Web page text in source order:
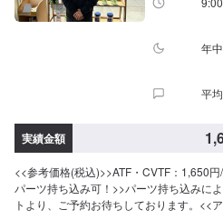
年
平
実績金額
<<参考価格(税込)>>ATF・CVTF：1,650
パーツ持ち込み可！>>パーツ持ち込みに
トより、ご予約お待ちしております。<<